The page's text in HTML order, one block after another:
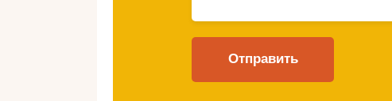
Wild Wadi Waterpark
Тематический аквапарк с видами на